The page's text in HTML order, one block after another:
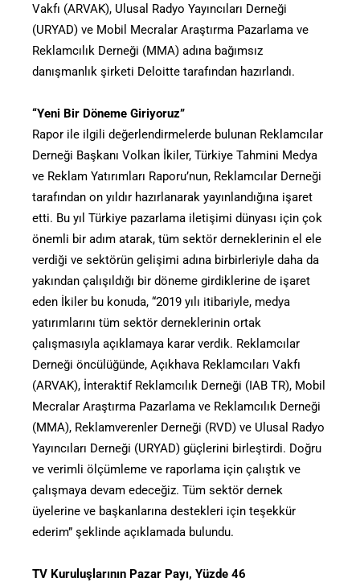
Vakfı (ARVAK), Ulusal Radyo Yayıncıları Derneği
(URYAD) ve Mobil Mecralar Araştırma Pazarlama ve
Reklamcılık Derneği (MMA) adına bağımsız
danışmanlık şirketi Deloitte tarafından hazırlandı.
“Yeni Bir Döneme Giriyoruz”
Rapor ile ilgili değerlendirmelerde bulunan Reklamcılar
Derneği Başkanı Volkan İkiler, Türkiye Tahmini Medya
ve Reklam Yatırımları Raporu’nun, Reklamcılar Derneği
tarafından on yıldır hazırlanarak yayınlandığına işaret
etti. Bu yıl Türkiye pazarlama iletişimi dünyası için çok
önemli bir adım atarak, tüm sektör derneklerinin el ele
verdiği ve sektörün gelişimi adına birbirleriyle daha da
yakından çalışıldığı bir döneme girdiklerine de işaret
eden İkiler bu konuda, “2019 yılı itibariyle, medya
yatırımlarını tüm sektör derneklerinin ortak
çalışmasıyla açıklamaya karar verdik. Reklamcılar
Derneği öncülüğünde, Açıkhava Reklamcıları Vakfı
(ARVAK), İnteraktif Reklamcılık Derneği (IAB TR), Mobil
Mecralar Araştırma Pazarlama ve Reklamcılık Derneği
(MMA), Reklamverenler Derneği (RVD) ve Ulusal Radyo
Yayıncıları Derneği (URYAD) güçlerini birleştirdi. Doğru
ve verimli ölçümleme ve raporlama için çalıştık ve
çalışmaya devam edeceğiz. Tüm sektör dernek
üyelerine ve başkanlarına destekleri için teşekkür
ederim” şeklinde açıklamada bulundu.
TV Kuruluşlarının Pazar Payı, Yüzde 46